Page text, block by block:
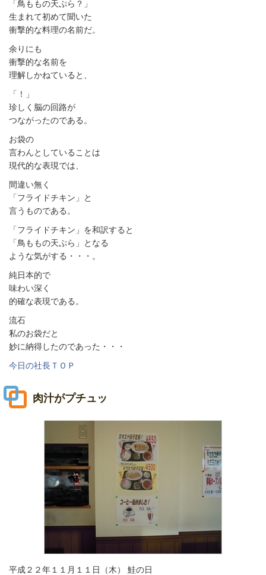
「鳥ももの天ぷら？」
生まれて初めて聞いた
衝撃的な料理の名前だ。
余りにも
衝撃的な名前を
理解しかねていると、
「！」
珍しく脳の回路が
つながったのである。
お袋の
言わんとしていることは
現代的な表現では、
間違い無く
「フライドチキン」と
言うものである。
「フライドチキン」を和訳すると
「鳥ももの天ぷら」となる
ような気がする・・・。
純日本的で
味わい深く
的確な表現である。
流石
私のお袋だと
妙に納得したのであった・・・
今日の社長ＴＯＰ
肉汁がプチュッ
平成２２年１１月１１日（木） 鮭の日